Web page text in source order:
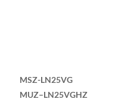
MSZ-LN25VG
MUZ–LN25VGHZ